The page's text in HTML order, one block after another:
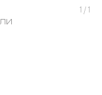
1 / 1